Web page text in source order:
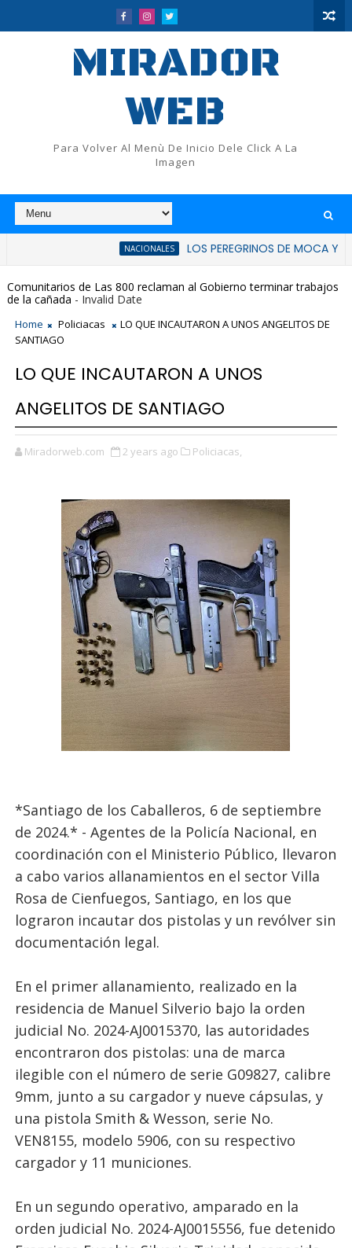
MIRADOR
WEB
Para Volver Al Menù De Inicio Dele Click A La
Imagen
NACIONALES LOS PEREGRINOS DE MOCA Y FLUP
Comunitarios de Las 800 reclaman al Gobierno terminar trabajos
de la cañada - Invalid Date
Home Policiacas
LO QUE INCAUTARON A UNOS ANGELITOS DE
SANTIAGO
LO QUE INCAUTARON A UNOS
ANGELITOS DE SANTIAGO
Miradorweb.com 2 years ago Policiacas,
*Santiago de los Caballeros, 6 de septiembre
de 2024.* - Agentes de la Policía Nacional, en
coordinación con el Ministerio Público, llevaron
a cabo varios allanamientos en el sector Villa
Rosa de Cienfuegos, Santiago, en los que
lograron incautar dos pistolas y un revólver sin
documentación legal.
En el primer allanamiento, realizado en la
residencia de Manuel Silverio bajo la orden
judicial No. 2024-AJ0015370, las autoridades
encontraron dos pistolas: una de marca
ilegible con el número de serie G09827, calibre
9mm, junto a su cargador y nueve cápsulas, y
una pistola Smith & Wesson, serie No.
VEN8155, modelo 5906, con su respectivo
cargador y 11 municiones.
En un segundo operativo, amparado en la
orden judicial No. 2024-AJ0015556, fue detenido